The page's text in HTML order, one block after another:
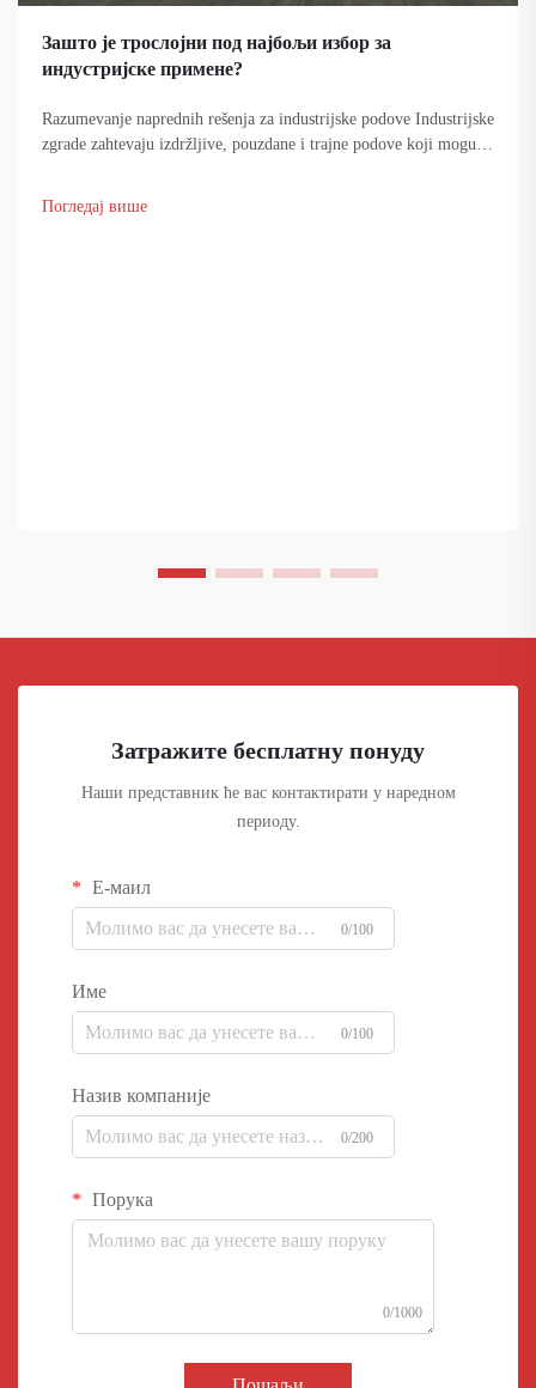
Зашто је троcлојни под најбољи избор за
индустријске примене?
Razumevanje naprednih rešenja za industrijske podove Industrijske
zgrade zahtevaju izdržljive, pouzdane i trajne podove koji mogu
Погледај више
Затражите бесплатну понуду
Наши представник ће вас контактирати у наредном
периоду.
Е-маил
0/100
Име
0/100
Назив компаније
0/200
Порука
0/1000